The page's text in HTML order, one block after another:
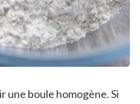
une boule homogène. Si